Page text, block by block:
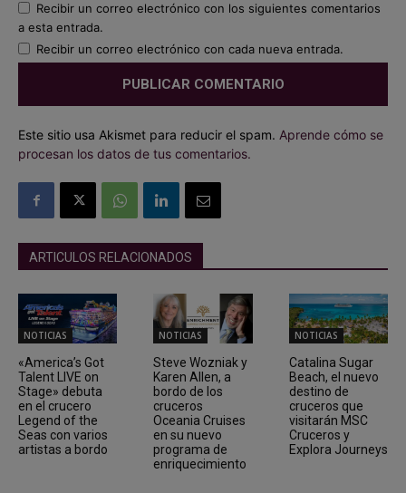
Recibir un correo electrónico con los siguientes comentarios
a esta entrada.
Recibir un correo electrónico con cada nueva entrada.
Este sitio usa Akismet para reducir el spam. Aprende cómo se
procesan los datos de tus comentarios.
ARTICULOS RELACIONADOS
NOTICIAS
«America’s Got
Talent LIVE on
Stage» debuta
en el crucero
Legend of the
Seas con varios
artistas a bordo
NOTICIAS
Steve Wozniak y
Karen Allen, a
bordo de los
cruceros
Oceania Cruises
en su nuevo
programa de
enriquecimiento
NOTICIAS
Catalina Sugar
Beach, el nuevo
destino de
cruceros que
visitarán MSC
Cruceros y
Explora Journeys